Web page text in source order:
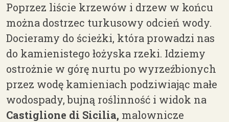
Poprzez liście krzewów i drzew w końcu
można dostrzec turkusowy odcień wody.
Docieramy do ścieżki, która prowadzi nas
do kamienistego łożyska rzeki. Idziemy
ostrożnie w górę nurtu po wyrzeźbionych
przez wodę kamieniach podziwiając małe
wodospady, bujną roślinność i widok na
Castiglione di Sicilia, malownicze